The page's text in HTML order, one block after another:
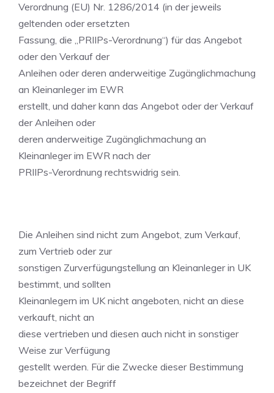
Verordnung (EU) Nr. 1286/2014 (in der jeweils
geltenden oder ersetzten
Fassung, die „PRIIPs-Verordnung“) für das Angebot
oder den Verkauf der
Anleihen oder deren anderweitige Zugänglichmachung
an Kleinanleger im EWR
erstellt, und daher kann das Angebot oder der Verkauf
der Anleihen oder
deren anderweitige Zugänglichmachung an
Kleinanleger im EWR nach der
PRIIPs-Verordnung rechtswidrig sein.
Die Anleihen sind nicht zum Angebot, zum Verkauf,
zum Vertrieb oder zur
sonstigen Zurverfügungstellung an Kleinanleger in UK
bestimmt, und sollten
Kleinanlegern im UK nicht angeboten, nicht an diese
verkauft, nicht an
diese vertrieben und diesen auch nicht in sonstiger
Weise zur Verfügung
gestellt werden. Für die Zwecke dieser Bestimmung
bezeichnet der Begriff